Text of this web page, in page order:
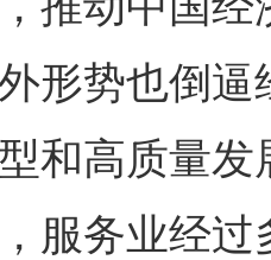
形势也倒
和高质量
服务业经